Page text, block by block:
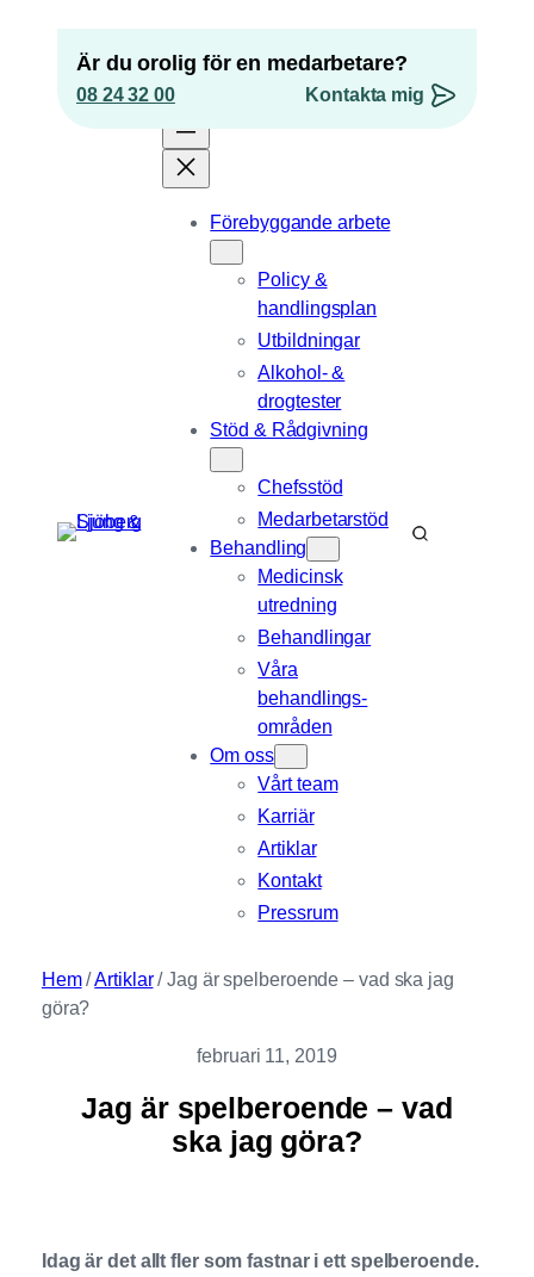
Är du orolig för en medarbetare?
08 24 32 00 Kontakta mig
” anger obligatoriska fält
Detta fält används för valideringsändamål och
ska lämnas oförändrat.
Förebyggande arbete
Policy &
handlingsplan
Utbildningar
Alkohol- &
drogtester
Stöd & Rådgivning
Chefsstöd
Medarbetarstöd
Behandling
Medicinsk
utredning
Behandlingar
Våra
behandlings­
områden
Om oss
Vårt team
Karriär
Artiklar
Kontakt
Pressrum
Hem/Artiklar/Jag är spelberoende – vad ska jag
göra?
februari 11, 2019
Jag är spelberoende – vad
ska jag göra?
Idag är det allt fler som fastnar i ett spelberoende.